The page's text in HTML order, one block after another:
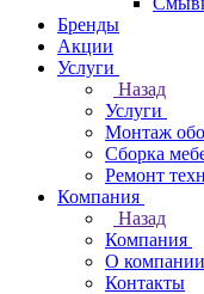
Бренды
Акции
Услуги
Назад
Услуги
Монтаж
Сборка
Ремонт
Компания
Назад
Компания
О компании
Контакты